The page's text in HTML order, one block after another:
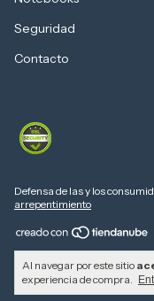
Al navegar por este sitio
experiencia de compra.
Seguridad
Contacto
Defensa de las y los
arrepentimiento
Copyright Computers Depot
reservados.